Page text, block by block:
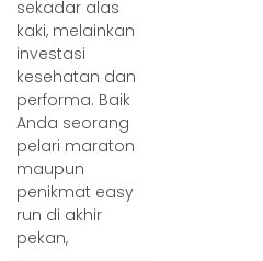
sekadar alas
kaki, melainkan
investasi
kesehatan dan
performa. Baik
Anda seorang
pelari maraton
maupun
penikmat easy
run di akhir
pekan,